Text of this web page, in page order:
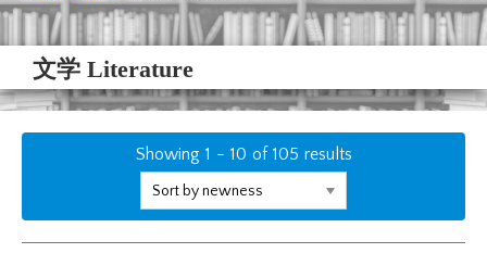
文学 Literature
Showing 1 - 10 of 105 results